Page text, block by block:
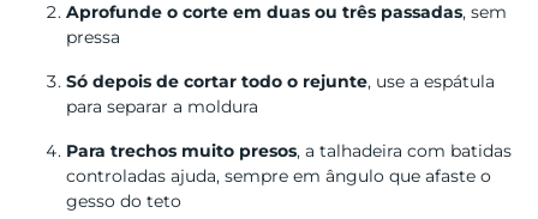
Aprofunde o corte em duas ou três passadas, sem
pressa
Só depois de cortar todo o rejunte, use a espátula
para separar a moldura
Para trechos muito presos, a talhadeira com batidas
controladas ajuda, sempre em ângulo que afaste o
gesso do teto